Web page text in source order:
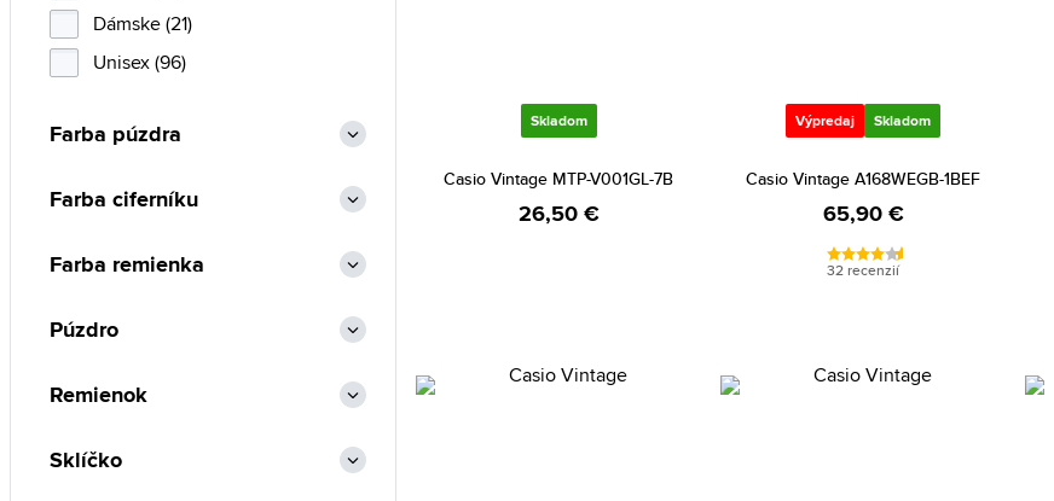
Skladom
Casio Vintage MTP-V001GL-7B
26,50 €
Výpredaj Skladom
Casio Vintage A168WEGB-1BEF
65,90 €
32 recenzií
Dámske (21)
Unisex (96)
Farba púzdra
Farba ciferníku
Farba remienka
Púzdro
Remienok
Sklíčko